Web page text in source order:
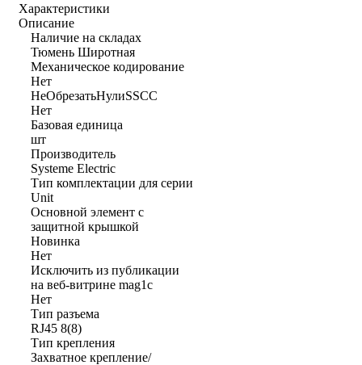
Характеристики
Описание
Наличие на складах
Тюмень Широтная
Механическое кодирование
Нет
НеОбрезатьНулиSSCC
Нет
Базовая единица
шт
Производитель
Systeme Electric
Тип комплектации для серии
Unit
Основной элемент с
защитной крышкой
Новинка
Нет
Исключить из публикации
на веб-витрине mag1c
Нет
Тип разъема
RJ45 8(8)
Тип крепления
Захватное крепление/